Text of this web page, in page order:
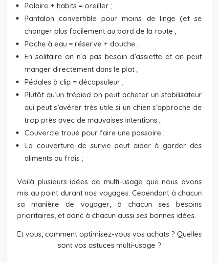
Polaire + habits = oreiller ;
Pantalon convertible pour moins de linge (et se
changer plus facilement au bord de la route ;
Poche à eau = réserve + douche ;
En solitaire on n’a pas besoin d’assiette et on peut
manger directement dans le plat ;
Pédales à clip = décapsuleur ;
Plutôt qu’un trépied on peut acheter un stabilisateur
qui peut s’avérer très utile si un chien s’approche de
trop près avec de mauvaises intentions ;
Couvercle troué pour faire une passoire ;
La couverture de survie peut aider à garder des
aliments au frais ;
Voilà plusieurs idées de multi-usage que nous avons
mis au point durant nos voyages. Cependant à chacun
sa manière de voyager, à chacun ses besoins
prioritaires, et donc à chacun aussi ses bonnes idées.
Et vous, comment optimisez-vous vos achats ? Quelles
sont vos astuces multi-usage ?